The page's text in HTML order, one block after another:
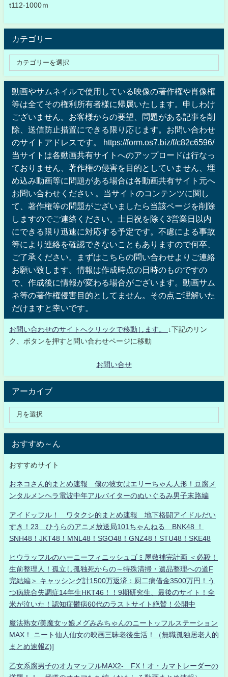
t112-1000ｍ
カテゴリー
動画やサムネイルで使用している映像の著作権や肖像権
等は全てその権利所有者様に帰属いたします。申しわけ
ございません。お客様からの要望、問題がある記事を削
除、送信防止措置にできる限り応じます。お問い合わせ
のサイトアドレスです。 https://form.os7.biz/f/c82c6596/
当サイトは各動画共有サイトへのアップロードは行なっ
ておりません、著作権の侵害を目的としていません、埋
め込み動画等に問題がある場合は各動画共有サイト元へ
お問い合わせください 。当サイトのコンテンツに関し
て、著作権等の問題がございましたら当該ページを削除
しますのでご連絡ください。土日祝を除く3営業日以内
にできる限り迅速に対応する予定です。不慮による事故
等により連絡を確認できないこともありますので何卒、
ご了承ください。まずはこちらの問い合わせよりご連絡
お願い致します。情報は作成時点の日時のものですの
で、作成後に情報が変わる場合がございます。動画サム
ネ等の著作権侵害目的としてません。その点ご理解いた
だけますと幸いです。
お問い合わせのサイトへクリックで移動します。
↓下記のリン
ク、ボタンを押すと問い合わせページに移動
お問い合せ
アーカイブ
おすすめ～ん
おすすめサイト
おネコさん的まとめ速報 僕の彼女はエリーちゃん人形！豆腐メ
ンタルメンヘラ電波中年アルバイターのぬいぐるみ男子末路編
アイドッフル！ ワタクシ的まとめ速報 地下格闘アイドルだい
すき！23 ひうらのアニメ放送局101ちゃんねる BNK48 ！
SNH48！JKT48！MNL48！SGO48！GNZ48！STU48！SKE48
ヒウラッフルのハーニーフィニッシュゴミ屋敷補完計画 ＜必殺！
生前整理人！孤立し孤独死からの～特殊清掃・遺品整理への道F
完結編＞ キャッシング計1500万返済：厨二病借金3500万円！う
つ病統合失調症14年生HKT46！！9期研究生、最後のサイト！全
米が泣いた！認知症鬱病60代のラストサイト絶賛！公開中
魔法熟女/美魔女ッ娘メグみみちゃんのニートッフルステーション
MAX！ ニート仙人仙女の映画三昧老後生活！（無職孤独居老人的
まとめ速報Z)]
乙女系腐男子のオカマッフルMAX2- FX！オ・カマトレーダーの